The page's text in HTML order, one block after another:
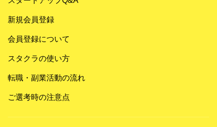
新規会員登録
会員登録について
スタクラの使い方
転職・副業活動の流れ
ご選考時の注意点